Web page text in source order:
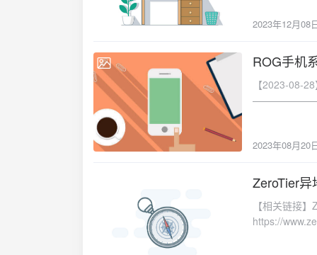
zone=public
restartufwufw
端（
口，防止部
检测不可用
UDP模式通
UDP NAT打
详细的日志 -
段:网关） |
forwarding |
multiplatform/
cd udp2raw
https://
tar xzvf
/usr/local/bin/
multiplatform/
l0.0.0.0:本地
2023年12月08
2023-08-20
ROG手机
【2023-08-28】大部分资源已经被官方从服务器删除，部分链接可以使用迅雷网盘离线下载。————————————————————某些版本下载不到可以找我有偿代找，发送邮件给我带上型号和固件版本号。————————————————————收集到到大部分型号系统固件全量包，如果下载不动可以手动修改域名试试。最好把需要的特定版本固件下载备份，防止以后需要固件文件时候链接失效。————————————————————国际资源【dlcdnets.asus.com】国内资源【dlsvr04.asus.com.cn】————————————————————ROG Phone【ZS600KL】https://addrom.com/raw-rom-for-asus-rog-phone-zs600kl/https://addrom.com/raw-rom-asus-rog-phone-zs602kl/——————————CNhttps://dlsvr04.asus.com.cn/pub/ASUS/ZenFone/ZS600KL/UL-ASUS_Z01QD_1-CN-17.1630.1907.98-1.1.12-user.ziphttps://dlsvr04.asus.com.cn/pub/ASUS/ZenFone/ZS600KL/UL-ASUS_Z01QD_1-CN-16.0420.2009.39-1.1.167-user.ziphttps://dlsvr04.asus.com.cn/pub/ASUS/ZenFone/ZS600KL/UL-ASUS_Z01QD_1-CN-16.0420.2006.35-1.1.163-user.ziphttps://dlsvr04.asus.com.cn/pub/ASUS/ZenFone/ZS600KL/UL-ASUS_Z01QD_1-CN-16.0420.2006.30-1.1.159-user.ziphttps://dlsvr04.asus.com.cn/pub/ASUS/ZenFone/ZS600KL/UL-ASUS_Z01QD_1-CN-16.0420.2003.24-1.1.65-user.ziphttps://dlsvr04.asus.com.cn/pub/ASUS/ZenFone/ZS600KL/UL-ASUS_Z01QD_1-CN-15.1630.1903.90-1.1.12-user.ziphttps://dlsvr04.asus.com.cn/pub/ASUS/ZenFone/ZS600KL/UL-ASUS_Z01QD_1-CN-15.1630.1902.80-1.1.12-user.ziphttps://dlsvr04.asus.com.cn/pub/ASUS/ZenFone/ZS600KL/UL-ASUS_Z01QD_1-CN-15.1630.1812.68-1.1.12-
2023年08月20
2023-04-20
ZeroTier异
【相关链接
https://